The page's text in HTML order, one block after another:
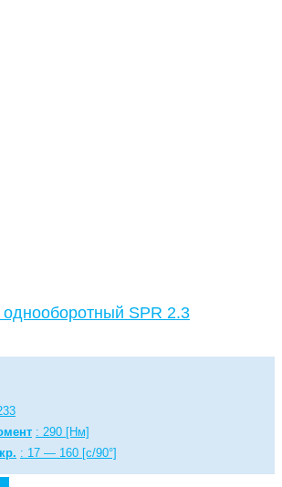
SPR 2.3
: 290 [Нм]
: 17 — 160 [с/90°]